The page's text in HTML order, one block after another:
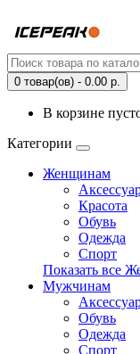
0 товар(ов) - 0.00 р.
В корзине
Категории
Женщинам
Красота
Обувь
Одежда
Спорт
Показать все
Мужчинам
Обувь
Одежда
Спорт